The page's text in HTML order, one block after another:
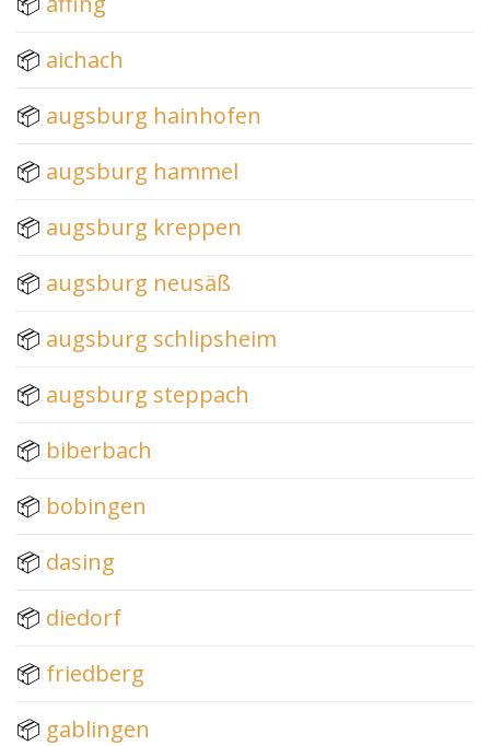
📦 aichach
📦 augsburg hainhofen
📦 augsburg hammel
📦 augsburg kreppen
📦 augsburg neusäß
📦 augsburg schlipsheim
📦 augsburg steppach
📦 biberbach
📦 bobingen
📦 dasing
📦 diedorf
📦 friedberg
📦 gablingen